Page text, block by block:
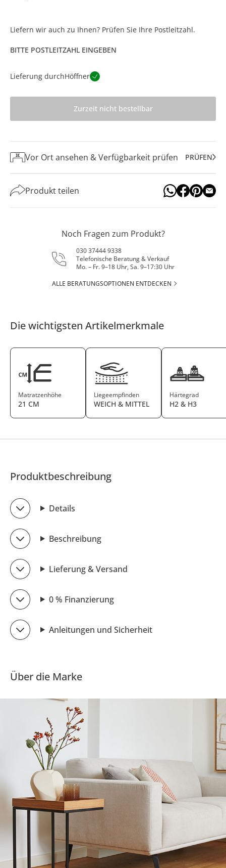
Liefern wir auch zu Ihnen? Prüfen Sie Ihre Postleitzahl.
BITTE POSTLEITZAHL EINGEBEN
Lieferung durchHöffner
Zurzeit nicht bestellbar
Vor Ort ansehen & Verfügbarkeit prüfen PRÜFEN
Produkt teilen
Noch Fragen zum Produkt?
030 37444 9338
Telefonische Beratung & Verkauf
Mo. – Fr. 9–18 Uhr, Sa. 9–17:30 Uhr
ALLE BERATUNGSOPTIONEN ENTDECKEN
Die wichtigsten Artikelmerkmale
Matratzenhöhe
21 CM
Liegeempfinden
WEICH & MITTEL
Härtegrad
H2 & H3
Produktbeschreibung
Details
Beschreibung
Lieferung & Versand
0 % Finanzierung
Anleitungen und Sicherheit
Über die Marke